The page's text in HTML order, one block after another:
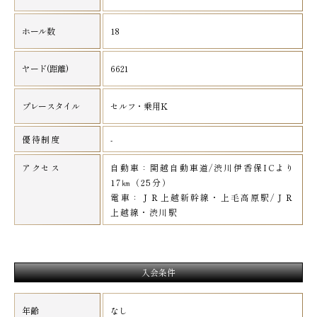
ホール数 18
ヤード(距離) 6621
プレースタイル セルフ・乗用Ｋ
優待制度 -
アクセス
自動車：関越自動車道/渋川伊香保ICより
17㎞（25分）
電車：ＪＲ上越新幹線・上毛高原駅/ＪＲ
上越線・渋川駅
入会条件
年齢 なし